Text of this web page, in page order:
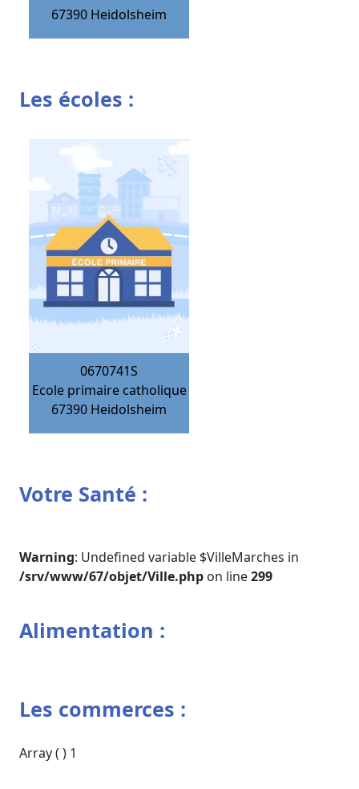
67390 Heidolsheim
Les écoles :
0670741S
Ecole primaire catholique
67390 Heidolsheim
Votre Santé :
Warning: Undefined variable $VilleMarches in
/srv/www/67/objet/Ville.php on line299
Alimentation :
Les commerces :
Array ( ) 1